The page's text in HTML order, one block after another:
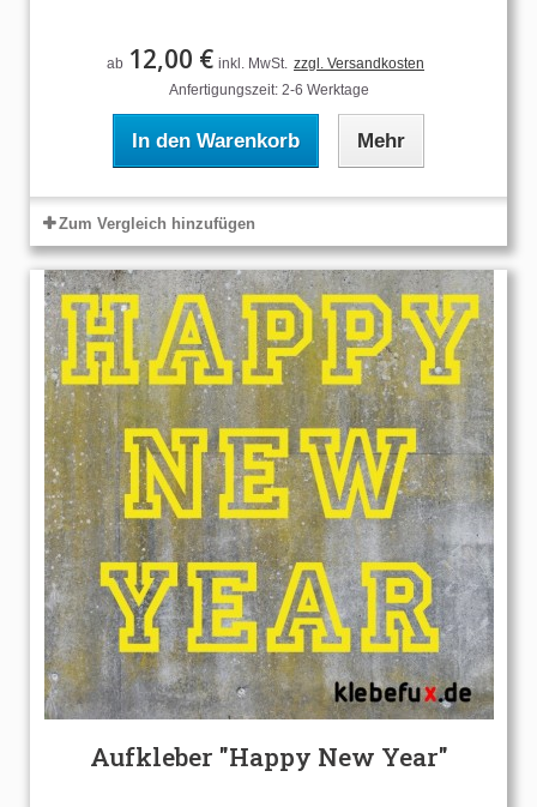
ab 12,00 € inkl. MwSt. zzgl. Versandkosten
Anfertigungszeit: 2-6 Werktage
In den Warenkorb Mehr
Zum Vergleich hinzufügen
Aufkleber "Happy New Year"